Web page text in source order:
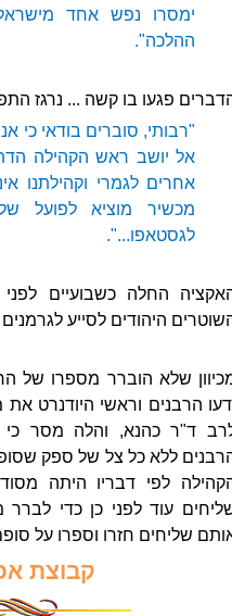
ימסרו נפש אחד
ההלכה".
פגעו בו קשה ... נרגז
"רבותי, סוברים בודאי כי
אל יושב ראש הקהילה
אחרים לגמרי וקהילתנו
מכשיר מוציא לפועל
לגסטאפו...".
החלה כשבועיים
היהודים לסייע
שלא הוברר מספרו של
הרבנים וראשי היודנרט
ד"ר כהנא, והלה מסר
ללא כל צל של ספק
לפי דבריו היתה
עוד לפני כן כדי
שליחים חזרו וספרו על
קבוצת